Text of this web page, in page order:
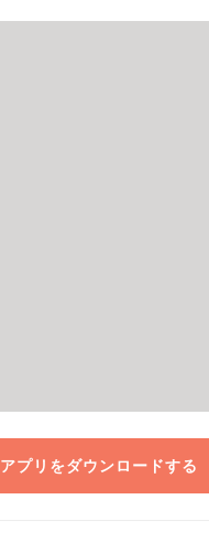
アプリをダウンロードする